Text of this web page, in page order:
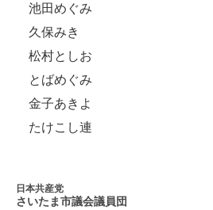
池田めぐみ
久保みき
松村としお
とばめぐみ
金子あきよ
たけこし連
日本共産党
さいたま市議会議員団